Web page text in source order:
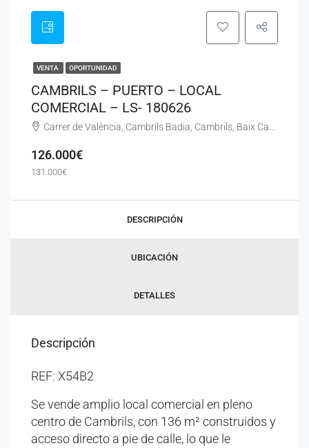
VENTA OPORTUNIDAD
CAMBRILS – PUERTO – LOCAL
COMERCIAL – LS- 180626
Carrer de València, Cambrils Badia, Cambrils, Baix Camp, Tarragona, Catalunya, 43850, España
126.000€
131.000€
DESCRIPCIÓN
UBICACIÓN
DETALLES
Descripción
REF: X54B2
Se vende amplio local comercial en pleno
centro de Cambrils, con 136 m² construidos y
acceso directo a pie de calle, lo que le